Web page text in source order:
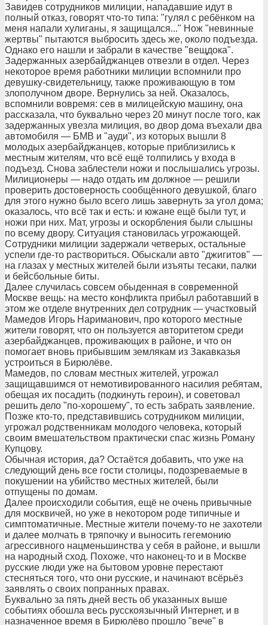
Завидев сотрудников милиции, нападавшие идут в
полный отказ, говорят что-то типа: "гулял с ребёнком на
меня напали хулиганы, я защищался..." Нож "невинные
жертвы" пытаются выбросить здесь же, около подъезда.
Однако его нашли и забрали в качестве "вещдока".
Задержанных азербайджанцев отвезли в отдел. Через
некоторое время работники милиции вспомнили про
девушку-свидетельницу, также проживающую в том
злополучном дворе. Вернулись за ней. Оказалось,
вспомнили вовремя: сев в милицейскую машину, она
рассказала, что буквально через 20 минут после того, как
задержанных увезла милиция, во двор дома въехали два
автомобиля — БМВ и "ауди", из которых вышли 8
молодых азербайджанцев, которые приблизились к
местным жителям, что всё ещё толпились у входа в
подъезд. Снова заблестели ножи и послышались угрозы.
Милиционеры — надо отдать им должное — решили
проверить достоверность сообщённого девушкой, благо
для этого нужно было всего лишь завернуть за угол дома;
оказалось, что всё так и есть: и южане ещё были тут, и
ножи при них. Мат, угрозы и оскорбления были слышны
по всему двору. Ситуация становилась угрожающей.
Сотрудники милиции задержали четверых, остальные
успели где-то раствориться. Обыскали авто "джигитов" —
на глазах у местных жителей были изъяты тесаки, палки
и бейсбольные биты.
Далее случилась совсем обыденная в современной
Москве вещь: на место конфликта прибыл работавший в
этом же отделе внутренних дел сотрудник — участковый
Мамедов Игорь Нариманович, про которого местные
жители говорят, что он пользуется авторитетом среди
азербайджанцев, проживающих в районе, и что он
помогает вновь прибывшим землякам из Закавказья
устроиться в Бирюлёве.
Мамедов, по словам местных жителей, угрожал
защищавшимся от немотивированного насилия ребятам,
обещая их посадить (подкинуть героин), и советовал
решить дело "по-хорошему", то есть забрать заявление.
Позже кто-то, представившись сотрудником милиции,
угрожал родственникам молодого человека, который
своим вмешательством практически спас жизнь Роману
Купцову.
Обычная история, да? Остаётся добавить, что уже на
следующий день все гости столицы, подозреваемые в
покушении на убийство местных жителей, были
отпущены по домам.
Далее происходили события, ещё не очень привычные
для москвичей, но уже в некотором роде типичные и
симптоматичные. Местные жители почему-то не захотели
и далее молчать в тряпочку и выносить гегемонию
агрессивного нацменьшинства у себя в районе, и вышли
на народный сход. Похоже, что наконец-то и в Москве
русские люди уже на бытовом уровне перестают
стесняться того, что они русские, и начинают всёрьёз
заявлять о своих попранных правах.
Буквально за пять дней весть об указанных выше
событиях обошла весь русскоязычный Интернет, и в
назначенное время в Бирюлёво прошло "вече" в